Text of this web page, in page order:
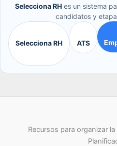
Selecciona RHes un sistema
candidatos y
Selecciona RH ATS
Recursos para organizar